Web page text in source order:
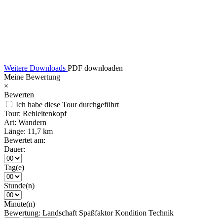
Weitere Downloads PDF downloaden
Meine Bewertung
×
Bewerten
Ich habe diese Tour durchgeführt
Tour: Rehleitenkopf
Art: Wandern
Länge: 11,7 km
Bewertet am:
Dauer:
Tag(e)
Stunde(n)
Minute(n)
Bewertung: Landschaft Spaßfaktor Kondition Technik